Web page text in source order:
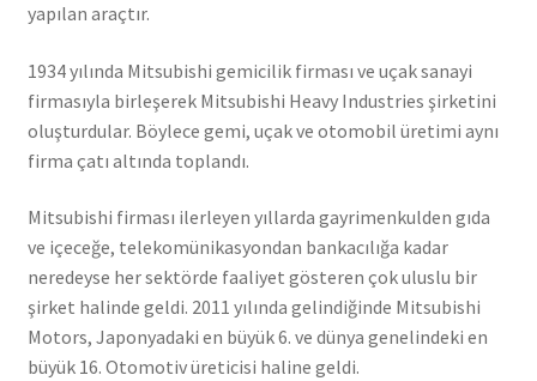
yapılan araçtır.
1934 yılında Mitsubishi gemicilik firması ve uçak sanayi
firmasıyla birleşerek Mitsubishi Heavy Industries şirketini
oluşturdular. Böylece gemi, uçak ve otomobil üretimi aynı
firma çatı altında toplandı.
Mitsubishi firması ilerleyen yıllarda gayrimenkulden gıda
ve içeceğe, telekomünikasyondan bankacılığa kadar
neredeyse her sektörde faaliyet gösteren çok uluslu bir
şirket halinde geldi. 2011 yılında gelindiğinde Mitsubishi
Motors, Japonyadaki en büyük 6. ve dünya genelindeki en
büyük 16. Otomotiv üreticisi haline geldi.